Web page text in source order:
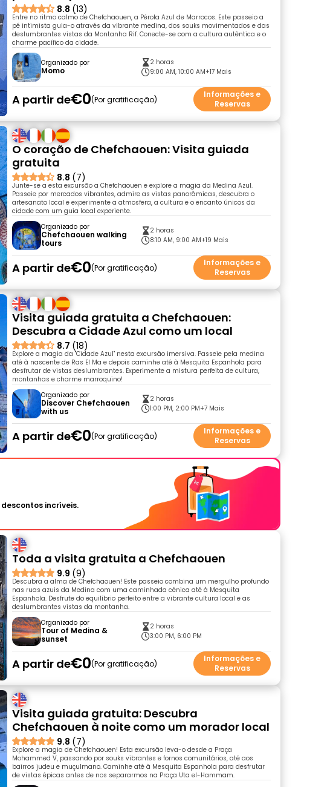
8.8 (13)
Entre no ritmo calmo de Chefchaouen, a Pérola Azul de Marrocos. Este passeio a
pé intimista guia-o através da vibrante medina, dos souks movimentados e das
deslumbrantes vistas da Montanha Rif. Conecte-se com a cultura autêntica e o
charme pacífico da cidade.
Organizado por
Momo
2 horas
9:00 AM, 10:00 AM+17 Mais
A partir de€0 Por gratificação
Informações e
Reservas
O coração de Chefchaouen: Visita guiada
gratuita
8.8 (7)
Junte-se a esta excursão a Chefchaouen e explore a magia da Medina Azul.
Passeie por mercados vibrantes, admire as vistas panorâmicas, descubra o
artesanato local e experimente a atmosfera, a cultura e o encanto únicos da
cidade com um guia local experiente.
Organizado por
Chefchaouen walking
tours
2 horas
8:10 AM, 9:00 AM+19 Mais
A partir de€0 Por gratificação
Informações e
Reservas
Visita guiada gratuita a Chefchaouen:
Descubra a Cidade Azul como um local
8.7 (18)
Explore a magia da "Cidade Azul" nesta excursão imersiva. Passeie pela medina
até à nascente de Ras El Ma e depois caminhe até à Mesquita Espanhola para
desfrutar de vistas deslumbrantes. Experimente a mistura perfeita de cultura,
montanhas e charme marroquino!
Organizado por
Discover Chefchaouen
with us
2 horas
1:00 PM, 2:00 PM+7 Mais
A partir de€0 Por gratificação
Informações e
Reservas
incríveis.
Toda a visita gratuita a Chefchaouen
9.9 (9)
Descubra a alma de Chefchaouen! Este passeio combina um mergulho profundo
nas ruas azuis da Medina com uma caminhada cénica até à Mesquita
Espanhola. Desfrute do equilíbrio perfeito entre a vibrante cultura local e as
deslumbrantes vistas da montanha.
Organizado por
Tour of Medina &
sunset
2 horas
3:00 PM, 6:00 PM
A partir de€0 Por gratificação
Informações e
Reservas
Visita guiada gratuita: Descubra
Chefchaouen à noite como um morador local
9.8 (7)
Explore a magia de Chefchaouen! Esta excursão leva-o desde a Praça
Mohammed V, passando por souks vibrantes e fornos comunitários, até aos
bairros judeu e muçulmano. Caminhe até à Mesquita Espanhola para desfrutar
de vistas épicas antes de nos separarmos na Praça Uta el-Hammam.